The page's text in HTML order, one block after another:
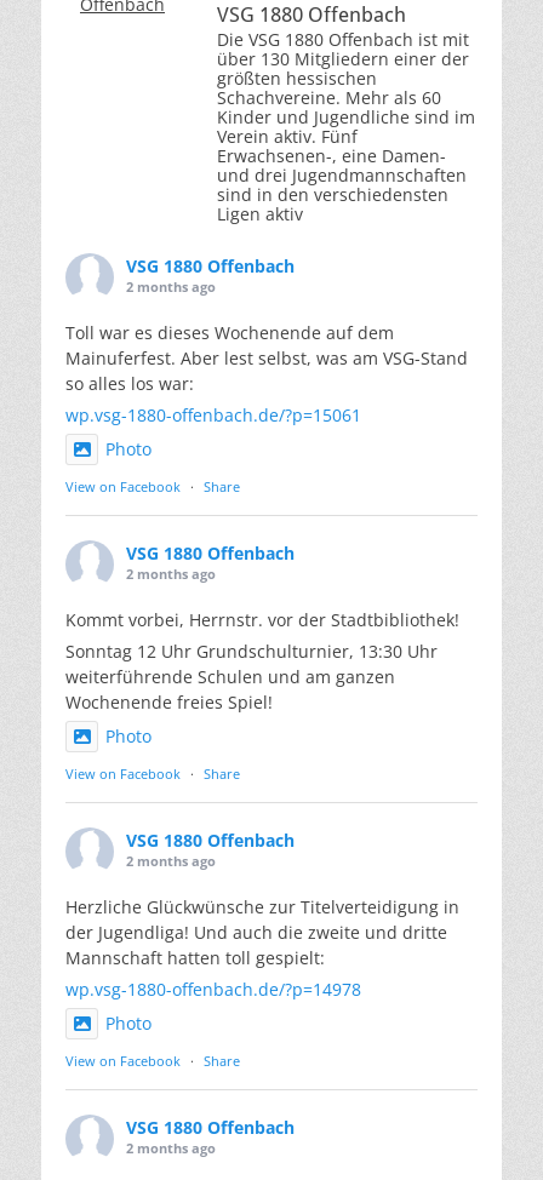
VSG 1880 Offenbach
Die VSG 1880 Offenbach ist mit
über 130 Mitgliedern einer der
größten hessischen
Schachvereine. Mehr als 60
Kinder und Jugendliche sind im
Verein aktiv. Fünf
Erwachsenen-, eine Damen-
und drei Jugendmannschaften
sind in den verschiedensten
Ligen aktiv
VSG 1880 Offenbach
2 months ago
Toll war es dieses Wochenende auf dem
Mainuferfest. Aber lest selbst, was am VSG-Stand
so alles los war:
wp.vsg-1880-offenbach.de/?p=15061
Photo
View on Facebook · Share
VSG 1880 Offenbach
2 months ago
Kommt vorbei, Herrnstr. vor der Stadtbibliothek!
Sonntag 12 Uhr Grundschulturnier, 13:30 Uhr
weiterführende Schulen und am ganzen
Wochenende freies Spiel!
Photo
View on Facebook · Share
VSG 1880 Offenbach
2 months ago
Herzliche Glückwünsche zur Titelverteidigung in
der Jugendliga! Und auch die zweite und dritte
Mannschaft hatten toll gespielt:
wp.vsg-1880-offenbach.de/?p=14978
Photo
View on Facebook · Share
VSG 1880 Offenbach
2 months ago